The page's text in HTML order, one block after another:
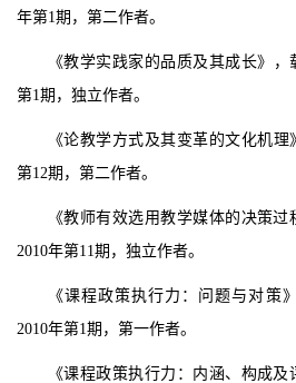
年第1期，第二作者。
《教学实践家的品质及其成长》，
第1期，独立作者。
《论教学方式及其变革的文化机理
第12期，第二作者。
《教师有效选用教学媒体的决策过
2010年第11期，独立作者。
《课程政策执行力：问题与对策
2010年第1期，第一作者。
《课程政策执行力：内涵、构成